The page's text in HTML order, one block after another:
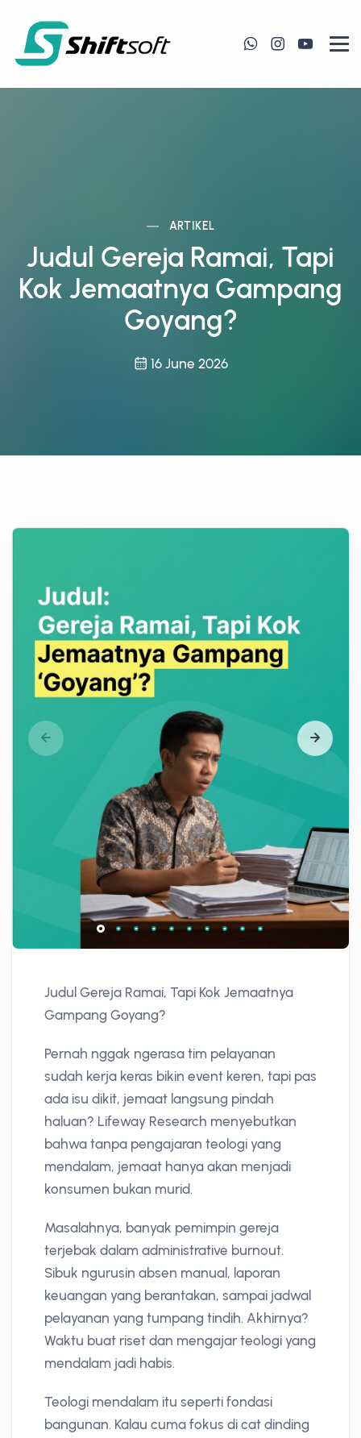
ARTIKEL
Judul Gereja Ramai, Tapi
Kok Jemaatnya Gampang
Goyang?
16 June 2026
Judul Gereja Ramai, Tapi Kok Jemaatnya
Gampang Goyang?
Pernah nggak ngerasa tim pelayanan
sudah kerja keras bikin event keren, tapi pas
ada isu dikit, jemaat langsung pindah
haluan? Lifeway Research menyebutkan
bahwa tanpa pengajaran teologi yang
mendalam, jemaat hanya akan menjadi
konsumen bukan murid.
Masalahnya, banyak pemimpin gereja
terjebak dalam administrative burnout.
Sibuk ngurusin absen manual, laporan
keuangan yang berantakan, sampai jadwal
pelayanan yang tumpang tindih. Akhirnya?
Waktu buat riset dan mengajar teologi yang
mendalam jadi habis.
Teologi mendalam itu seperti fondasi
bangunan. Kalau cuma fokus di cat dinding